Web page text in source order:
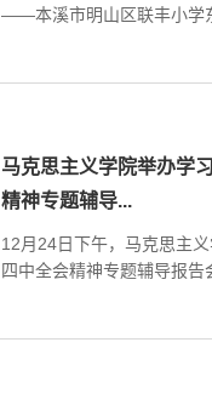
——本溪市明山区联丰小学
马克思主义学院举办学
精神专题辅导...
12月24日下午，马克思主
四中全会精神专题辅导报告